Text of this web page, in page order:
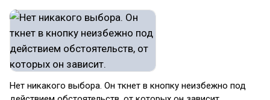
Нет никакого выбора. Он ткнет в кнопку неизбежно под